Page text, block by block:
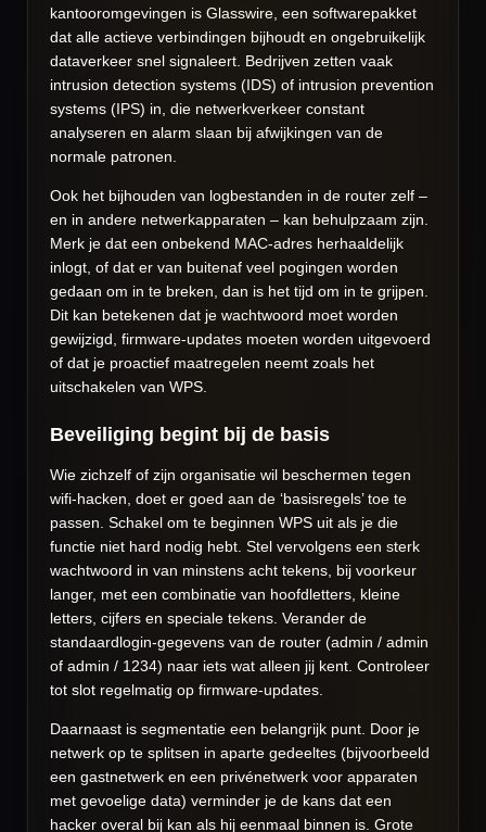
kantooromgevingen is Glasswire, een softwarepakket
dat alle actieve verbindingen bijhoudt en ongebruikelijk
dataverkeer snel signaleert. Bedrijven zetten vaak
intrusion detection systems (IDS) of intrusion prevention
systems (IPS) in, die netwerkverkeer constant
analyseren en alarm slaan bij afwijkingen van de
normale patronen.
Ook het bijhouden van logbestanden in de router zelf –
en in andere netwerkapparaten – kan behulpzaam zijn.
Merk je dat een onbekend MAC-adres herhaaldelijk
inlogt, of dat er van buitenaf veel pogingen worden
gedaan om in te breken, dan is het tijd om in te grijpen.
Dit kan betekenen dat je wachtwoord moet worden
gewijzigd, firmware-updates moeten worden uitgevoerd
of dat je proactief maatregelen neemt zoals het
uitschakelen van WPS.
Beveiliging begint bij de basis
Wie zichzelf of zijn organisatie wil beschermen tegen
wifi-hacken, doet er goed aan de ‘basisregels’ toe te
passen. Schakel om te beginnen WPS uit als je die
functie niet hard nodig hebt. Stel vervolgens een sterk
wachtwoord in van minstens acht tekens, bij voorkeur
langer, met een combinatie van hoofdletters, kleine
letters, cijfers en speciale tekens. Verander de
standaardlogin-gegevens van de router (admin / admin
of admin / 1234) naar iets wat alleen jij kent. Controleer
tot slot regelmatig op firmware-updates.
Daarnaast is segmentatie een belangrijk punt. Door je
netwerk op te splitsen in aparte gedeeltes (bijvoorbeeld
een gastnetwerk en een privénetwerk voor apparaten
met gevoelige data) verminder je de kans dat een
hacker overal bij kan als hij eenmaal binnen is. Grote